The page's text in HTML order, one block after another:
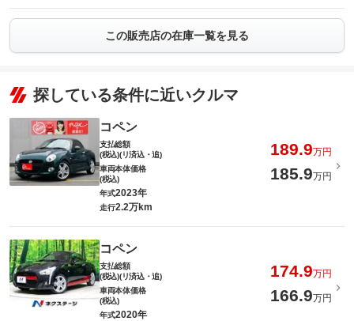
この販売店の在庫一覧を見る
探している条件に近いクルマ
コペン
支払総額
(税込)(リ済込・追)
189.9万円
車両本体価格
(税込)
185.9万円
年式2023年
走行2.2万km
コペン
支払総額
(税込)(リ済込・追)
174.9万円
車両本体価格
(税込)
166.9万円
年式2020年